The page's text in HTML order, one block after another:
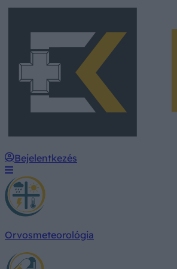
Bejelentkezés
Orvosmeteorológia